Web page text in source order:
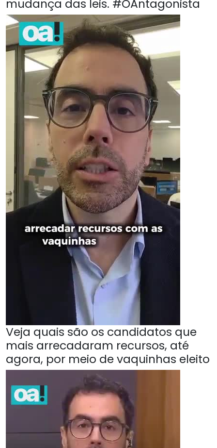
mudança das leis. #OAntagonista
Veja quais são os candidatos que
mais arrecadaram recursos, até
agora, por meio de vaquinhas eleito